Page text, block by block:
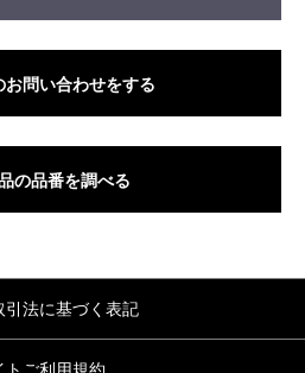
お問い合わせをする
の品番を調べる
引法に基づく表記